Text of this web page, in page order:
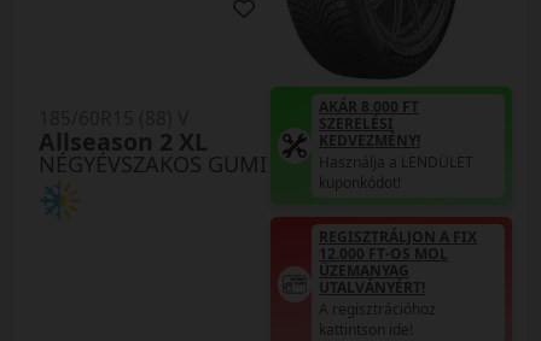
NÉGYÉVSZAKOS GUMI
Allseason 2 XL
AKÁR 8.000 FT
SZERELÉSI
KEDVEZMÉNY!
Használja a LENDÜLET
kuponkódot!
REGISZTRÁLJON A FIX
12.000 FT-OS MOL
ÜZEMANYAG
UTALVÁNYÉRT!
A regisztrációhoz
kattintson ide!